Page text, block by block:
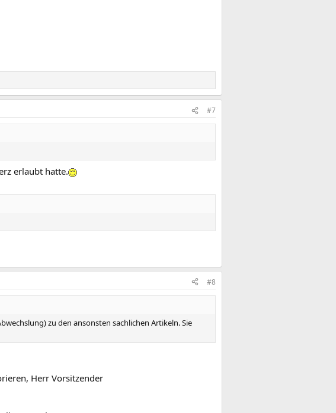
#7
erlaubt hatte.
#8
zu den ansonsten sachlichen Artikeln. Sie
Herr Vorsitzender